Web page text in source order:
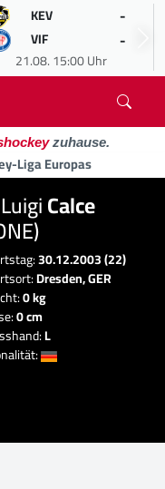
KEV -
VIF -
21.08. 15:00 Uhr
zuhause.
Liga Europas
Calce
30.12.2003 (22)
Dresden, GER
0 kg
0 cm
L